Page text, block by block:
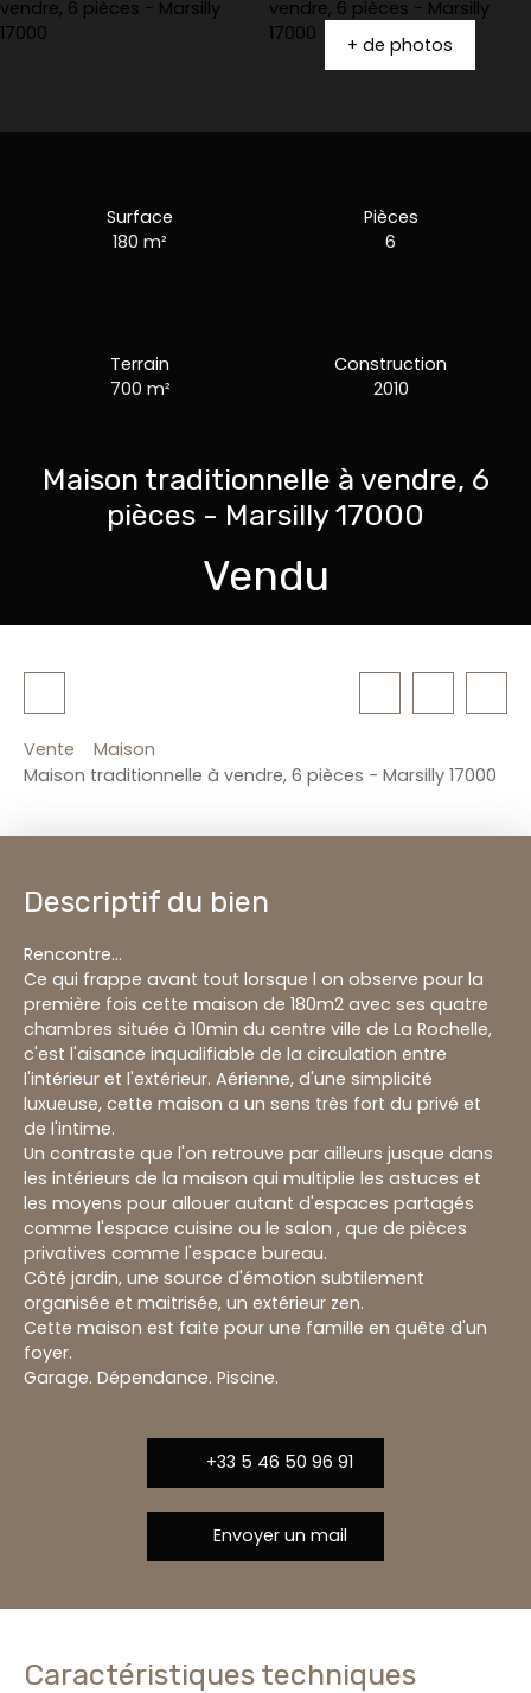
+ de photos
Surface
180m²
Pièces
6
Terrain
700 m²
Construction
2010
Maison traditionnelle à vendre, 6
pièces - Marsilly 17000
Vendu
Vente
Maison
Maison traditionnelle à vendre, 6 pièces - Marsilly 17000
Descriptif du bien
Rencontre...
Ce qui frappe avant tout lorsque l on observe pour la
première fois cette maison de 180m2 avec ses quatre
chambres située à 10min du centre ville de La Rochelle,
c'est l'aisance inqualifiable de la circulation entre
l'intérieur et l'extérieur. Aérienne, d'une simplicité
luxueuse, cette maison a un sens très fort du privé et
de l'intime.
Un contraste que l'on retrouve par ailleurs jusque dans
les intérieurs de la maison qui multiplie les astuces et
les moyens pour allouer autant d'espaces partagés
comme l'espace cuisine ou le salon , que de pièces
privatives comme l'espace bureau.
Côté jardin, une source d'émotion subtilement
organisée et maitrisée, un extérieur zen.
Cette maison est faite pour une famille en quête d'un
foyer.
Garage. Dépendance. Piscine.
+33 5 46 50 96 91
Envoyer un mail
Caractéristiques techniques